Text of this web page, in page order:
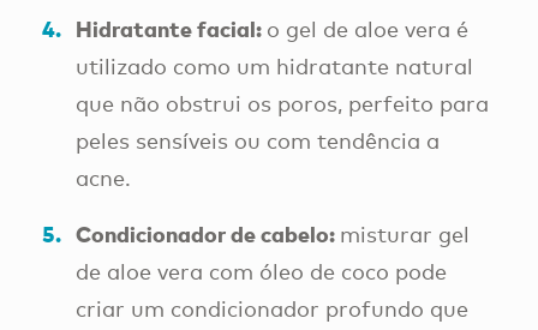
Hidratante facial: o gel de aloe vera é
utilizado como um hidratante natural
que não obstrui os poros, perfeito para
peles sensíveis ou com tendência a
acne.
Condicionador de cabelo: misturar gel
de aloe vera com óleo de coco pode
criar um condicionador profundo que